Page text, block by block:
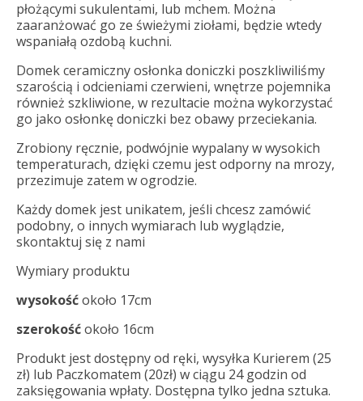
płożącymi sukulentami, lub mchem. Można
zaaranżować go ze świeżymi ziołami, będzie wtedy
wspaniałą ozdobą kuchni.
Domek ceramiczny osłonka doniczki poszkliwiliśmy
szarością i odcieniami czerwieni, wnętrze pojemnika
również szkliwione, w rezultacie można wykorzystać
go jako osłonkę doniczki bez obawy przeciekania.
Zrobiony ręcznie, podwójnie wypalany w wysokich
temperaturach, dzięki czemu jest odporny na mrozy,
przezimuje zatem w ogrodzie.
Każdy domek jest unikatem, jeśli chcesz zamówić
podobny, o innych wymiarach lub wyglądzie,
skontaktuj się z nami
Wymiary produktu
wysokośćokoło 17cm
szerokośćokoło 16cm
Produkt jest dostępny od ręki, wysyłka Kurierem (25
zł) lub Paczkomatem (20zł) w ciągu 24 godzin od
zaksięgowania wpłaty. Dostępna tylko jedna sztuka.